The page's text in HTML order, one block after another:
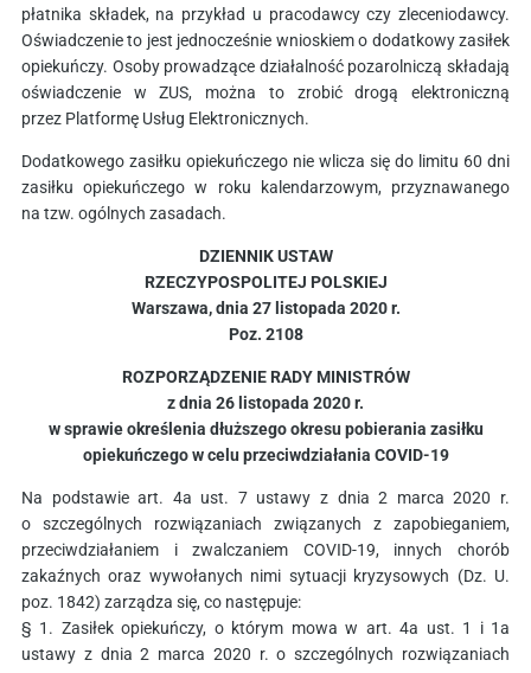
płatnika składek, na przykład u pracodawcy czy zleceniodawcy.
Oświadczenie to jest jednocześnie wnioskiem o dodatkowy zasiłek
opiekuńczy. Osoby prowadzące działalność pozarolniczą składają
oświadczenie w ZUS, można to zrobić drogą elektroniczną
przez Platformę Usług Elektronicznych.
Dodatkowego zasiłku opiekuńczego nie wlicza się do limitu 60 dni
zasiłku opiekuńczego w roku kalendarzowym, przyznawanego
na tzw. ogólnych zasadach.
DZIENNIK USTAW
RZECZYPOSPOLITEJ POLSKIEJ
Warszawa, dnia 27 listopada 2020 r.
Poz. 2108
ROZPORZĄDZENIE RADY MINISTRÓW
z dnia 26 listopada 2020 r.
w sprawie określenia dłuższego okresu pobierania zasiłku
opiekuńczego w celu przeciwdziałania COVID-19
Na podstawie art. 4a ust. 7 ustawy z dnia 2 marca 2020 r.
o szczególnych rozwiązaniach związanych z zapobieganiem,
przeciwdziałaniem i zwalczaniem COVID-19, innych chorób
zakaźnych oraz wywołanych nimi sytuacji kryzysowych (Dz. U.
poz. 1842) zarządza się, co następuje:
§ 1. Zasiłek opiekuńczy, o którym mowa w art. 4a ust. 1 i 1a
ustawy z dnia 2 marca 2020 r. o szczególnych rozwiązaniach